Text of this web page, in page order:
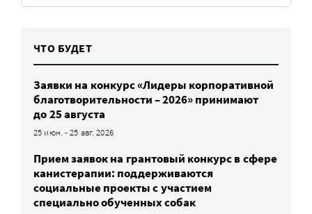
ЧТО БУДЕТ
Заявки на конкурс «Лидеры корпоративной
благотворительности – 2026» принимают
до 25 августа
25 июн. - 25 авг. 2026
Прием заявок на грантовый конкурс в сфере
канистерапии: поддерживаются
социальные проекты с участием
специально обученных собак